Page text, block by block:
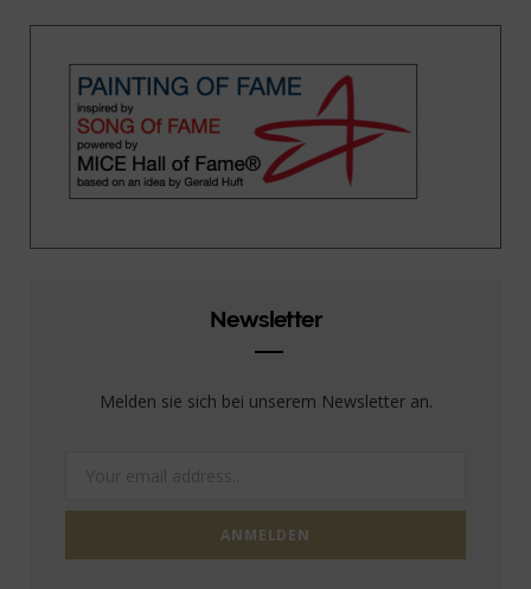
Newsletter
Melden sie sich bei unserem Newsletter an.